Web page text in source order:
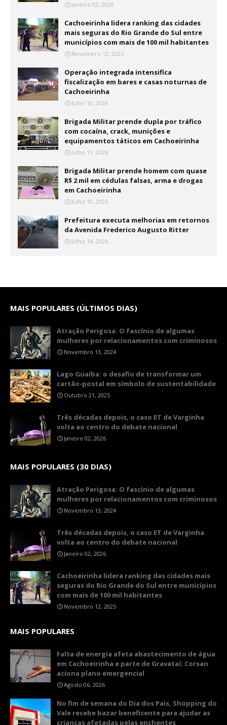
Janeiro 02, 2026
Cachoeirinha lidera ranking das cidades
mais seguras do Rio Grande do Sul entre
municípios com mais de 100 mil habitantes
Novembro 12, 2025
Operação integrada intensifica
fiscalização em bares e casas noturnas de
Cachoeirinha
Julho 10, 2026
Brigada Militar prende dupla por tráfico
com cocaína, crack, munições e
equipamentos táticos em Cachoeirinha
Julho 11, 2026
Brigada Militar prende homem com quase
R$ 2 mil em cédulas falsas, arma e drogas
em Cachoeirinha
Julho 10, 2026
Prefeitura executa melhorias em retornos
da Avenida Frederico Augusto Ritter
Julho 14, 2026
MAIS POPULARES (ÚLTIMOS DIAS)
Atração Perigosa: O fascínio de algumas
mulheres por relacionamentos com criminosos
Novembro 13, 2024
Lago Guaíba: o desafio de transformar um
cartão-postal em símbolo de sustentabilidade
Outubro 21, 2025
Três décadas depois, o caso ET de Varginha
volta ao centro do debate nacional
Janeiro 02, 2026
MAIS POPULARES (30 DIAS)
Atração Perigosa: O fascínio de algumas
mulheres por relacionamentos com criminosos
Novembro 13, 2024
Três décadas depois, o caso ET de Varginha
volta ao centro do debate nacional
Janeiro 02, 2026
Cachoeirinha lidera ranking das cidades mais
seguras do Rio Grande do Sul entre municípios
com mais de 100 mil habitantes
Novembro 12, 2025
MAIS POPULARES
Falta de energia afeta abastecimento de água
em Cachoeirinha e parte de Gravataí; Corsan
aciona plano emergencial
Agosto 06, 2026
No fim de semana do Dia dos Pais, Shopping do
Vale recebe bazar beneficente para ajudar as
crianças afetadas pelas enchentes